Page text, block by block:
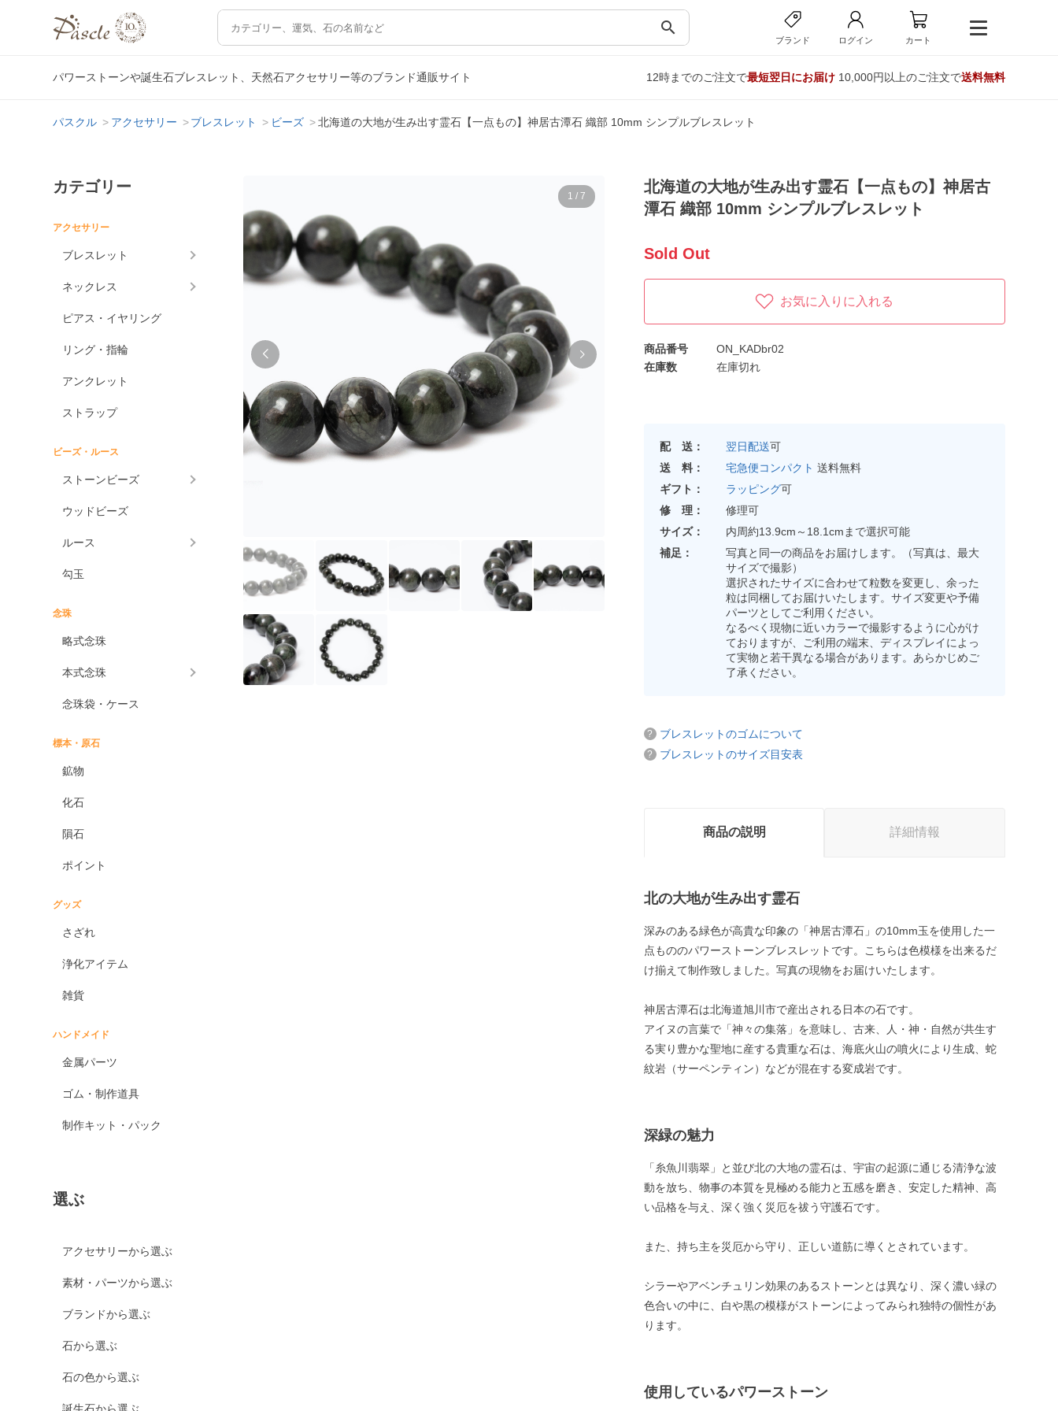
search
ブランド ログイン カート
パワーストーンや誕生石ブレスレット、天然石アクセサリー等のブランド通販サイト 12時までのご注文で最短翌日にお届け10,000円以上のご注文で送料無料
パスクル アクセサリー ブレスレット ビーズ 北海道の大地が生み出す霊石【一点もの】神居古潭石 織部 10mm シンプルブレスレット
カテゴリー
アクセサリー
ブレスレット
ネックレス
ピアス・イヤリング
リング・指輪
アンクレット
ストラップ
ビーズ・ルース
ストーンビーズ
ウッドビーズ
ルース
勾玉
念珠
略式念珠
本式念珠
念珠袋・ケース
標本・原石
鉱物
化石
隕石
ポイント
グッズ
さざれ
浄化アイテム
雑貨
ハンドメイド
金属パーツ
ゴム・制作道具
制作キット・パック
選ぶ
アクセサリーから選ぶ
素材・パーツから選ぶ
ブランドから選ぶ
石から選ぶ
石の色から選ぶ
1 / 7
北海道の大地が生み出す霊石【一点もの】神居古
潭石 織部 10mm シンプルブレスレット
Sold Out
お気に入りに入れる
商品番号
ON_KADbr02
在庫数
在庫切れ
配 送： 翌日配送可
送 料：
宅急便コンパクト 送料無料
ギフト：
ラッピング可
修 理：
修理可
サイズ：
内周約13.9cm～18.1cmまで選択可能
補足：
写真と同一の商品をお届けします。（写真は、最大
サイズで撮影）
選択されたサイズに合わせて粒数を変更し、余った
粒は同梱してお届けいたします。サイズ変更や予備
パーツとしてご利用ください。
なるべく現物に近いカラーで撮影するように心がけ
ておりますが、ご利用の端末、ディスプレイによっ
て実物と若干異なる場合があります。あらかじめご
了承ください。
ブレスレットのゴムについて
ブレスレットのサイズ目安表
商品の説明 詳細情報
北の大地が生み出す霊石
深みのある緑色が高貴な印象の「神居古潭石」の10mm玉を使用した一
点もののパワーストーンブレスレットです。こちらは色模様を出来るだ
け揃えて制作致しました。写真の現物をお届けいたします。
神居古潭石は北海道旭川市で産出される日本の石です。
アイヌの言葉で「神々の集落」を意味し、古来、人・神・自然が共生す
る実り豊かな聖地に産する貴重な石は、海底火山の噴火により生成、蛇
紋岩（サーペンティン）などが混在する変成岩です。
深緑の魅力
「糸魚川翡翠」と並び北の大地の霊石は、宇宙の起源に通じる清浄な波
動を放ち、物事の本質を見極める能力と五感を磨き、安定した精神、高
い品格を与え、深く強く災厄を祓う守護石です。
また、持ち主を災厄から守り、正しい道筋に導くとされています。
シラーやアベンチュリン効果のあるストーンとは異なり、深く濃い緑の
色合いの中に、白や黒の模様がストーンによってみられ独特の個性があ
ります。
使用しているパワーストーン